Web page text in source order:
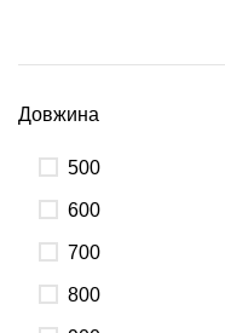
Довжина
500
600
700
800